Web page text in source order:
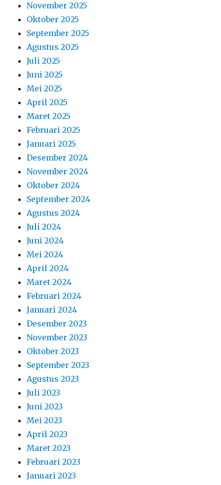
November 2025
Oktober 2025
September 2025
Agustus 2025
Juli 2025
Juni 2025
Mei 2025
April 2025
Maret 2025
Februari 2025
Januari 2025
Desember 2024
November 2024
Oktober 2024
September 2024
Agustus 2024
Juli 2024
Juni 2024
Mei 2024
April 2024
Maret 2024
Februari 2024
Januari 2024
Desember 2023
November 2023
Oktober 2023
September 2023
Agustus 2023
Juli 2023
Juni 2023
Mei 2023
April 2023
Maret 2023
Februari 2023
Januari 2023